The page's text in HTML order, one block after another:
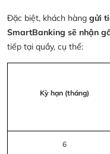
Đặc biệt, khách hàng gửi
SmartBanking sẽ nhận
tiếp tại quầy, cụ thể:
Kỳ hạn (tháng)
6